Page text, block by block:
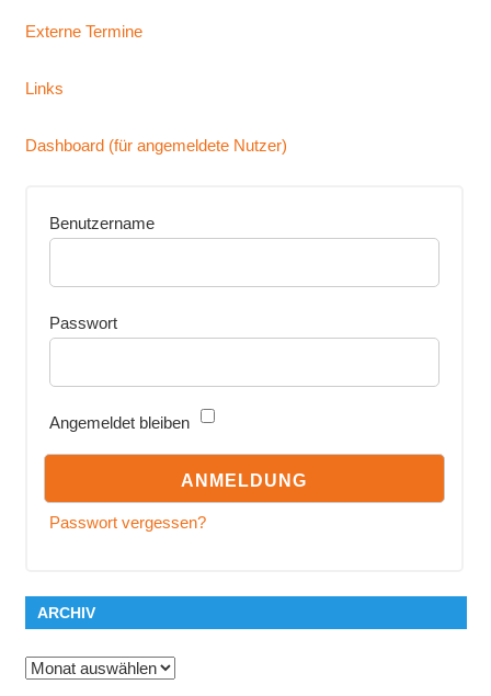
Externe Termine
Links
Dashboard (für angemeldete Nutzer)
Benutzername
Passwort
Angemeldet bleiben
Passwort vergessen?
ARCHIV
Archiv